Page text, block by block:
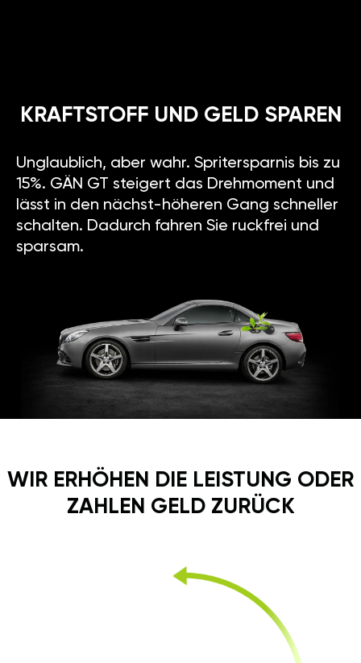
KRAFTSTOFF UND GELD SPAREN
Unglaublich, aber wahr. Spritersparnis bis zu
15%. GÄN GT steigert das Drehmoment und
lässt in den nächst-höheren Gang schneller
schalten. Dadurch fahren Sie ruckfrei und
sparsam.
WIR ERHÖHEN DIE LEISTUNG ODER
ZAHLEN GELD ZURÜCK